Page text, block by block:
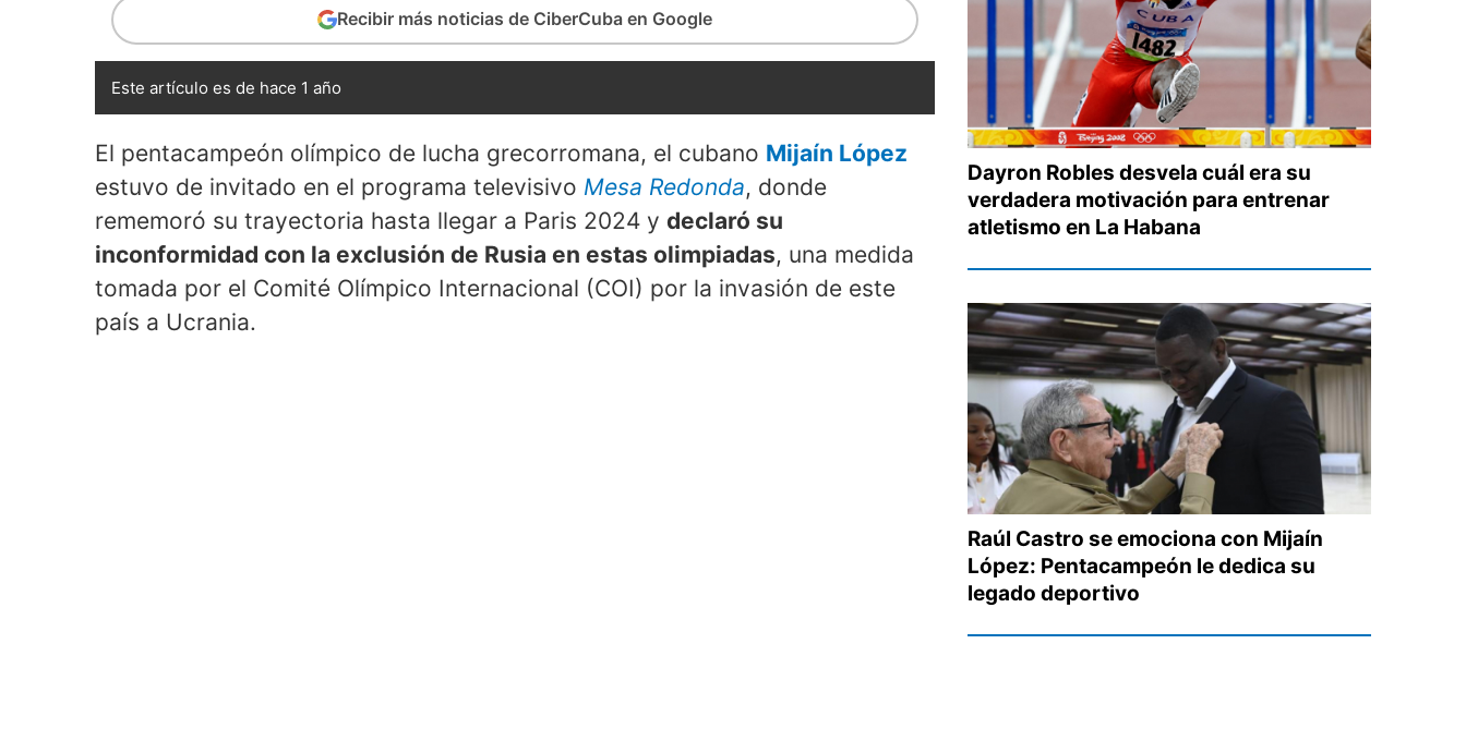
Recibir más noticias de CiberCuba en Google
Este artículo es de hace 1 año
El pentacampeón olímpico de lucha grecorromana, el cubano Mijaín López
estuvo de invitado en el programa televisivo Mesa Redonda, donde
rememoró su trayectoria hasta llegar a Paris 2024 y declaró su
inconformidad con la exclusión de Rusia en estas olimpiadas, una medida
tomada por el Comité Olímpico Internacional (COI) por la invasión de este
país a Ucrania.
Dayron Robles desvela cuál era su
verdadera motivación para entrenar
atletismo en La Habana
Raúl Castro se emociona con Mijaín
López: Pentacampeón le dedica su
legado deportivo